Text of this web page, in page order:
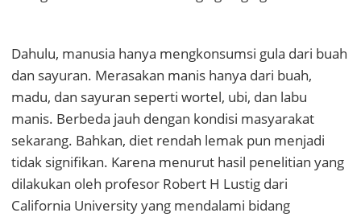
Dahulu, manusia hanya mengkonsumsi gula dari buah
dan sayuran. Merasakan manis hanya dari buah,
madu, dan sayuran seperti wortel, ubi, dan labu
manis. Berbeda jauh dengan kondisi masyarakat
sekarang. Bahkan, diet rendah lemak pun menjadi
tidak signifikan. Karena menurut hasil penelitian yang
dilakukan oleh profesor Robert H Lustig dari
California University yang mendalami bidang